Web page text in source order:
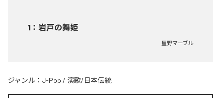
1 ： 岩戸の舞姫
星野マーブル
ジャンル： J-Pop / 演歌/日本伝統